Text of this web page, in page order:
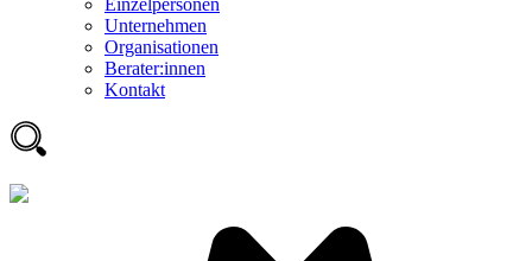
Einzelpersonen
Unternehmen
Organisationen
Berater:innen
Kontakt